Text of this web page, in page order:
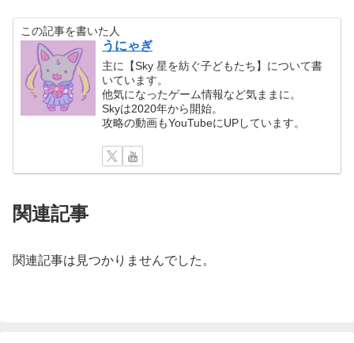
この記事を書いた人
うにゃぎ
主に【Sky 星を紡ぐ子どもたち】について書
いています。
他気になったゲーム情報など気ままに。
Skyは2020年から開始。
攻略の動画もYouTubeにUPしています。
関連記事
関連記事は見つかりませんでした。